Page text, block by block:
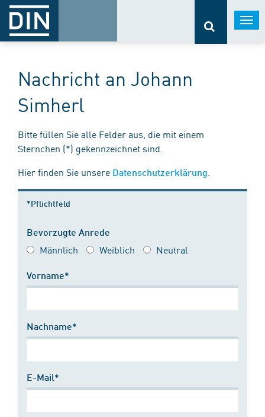
Nachricht an Johann
Simherl
Bitte füllen Sie alle Felder aus, die mit einem
Sternchen (*) gekennzeichnet sind.
Hier finden Sie unsere Datenschutzerklärung
*Pflichtfeld
Bevorzugte Anrede
Männlich Weiblich Neutral
Vorname*
Nachname*
E-Mail*